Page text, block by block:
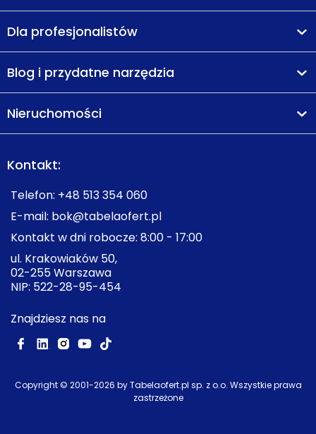
Dla profesjonalistów
Blog i przydatne narzędzia
Nieruchomości
Kontakt:
Telefon: +48 513 354 060
E-mail: bok@tabelaofert.pl
Kontakt w dni robocze: 8:00 - 17:00
ul. Krakowiaków 50,
02-255 Warszawa
NIP: 522-28-95-454
Znajdziesz nas na
Copyright © 2001-2026 by Tabelaofert.pl sp. z o.o. Wszystkie prawa
zastrzeżone